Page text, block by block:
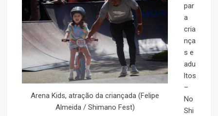
Arena Kids, atração da criançada (Felipe
Almeida / Shimano Fest)
par
a
cria
nça
s e
adu
ltos
–
No
Shi